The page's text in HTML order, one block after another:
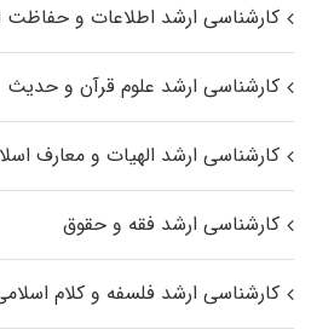
کارشناسی ارشد اطلاعات و حفاظت
کارشناسی ارشد علوم قرآن و حدیث
کارشناسی ارشد الهیات و
کارشناسی ارشد فقه و حقوق
کارشناسی ارشد فلسفه و کلام